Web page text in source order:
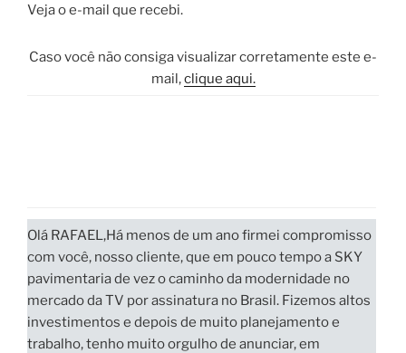
Veja o e-mail que recebi.
Caso você não consiga visualizar corretamente este e-
mail,clique aqui.
Olá RAFAEL,Há menos de um ano firmei compromisso
com você, nosso cliente, que em pouco tempo a SKY
pavimentaria de vez o caminho da modernidade no
mercado da TV por assinatura no Brasil. Fizemos altos
investimentos e depois de muito planejamento e
trabalho, tenho muito orgulho de anunciar, em